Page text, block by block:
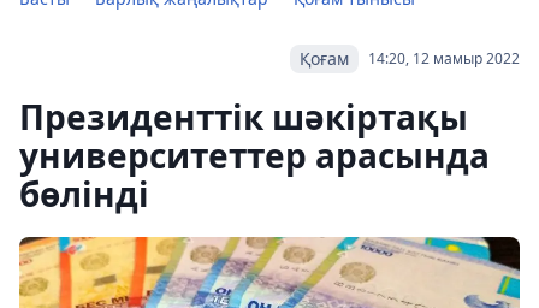
14:20, 12 мамыр 2022
Қоғам
Президенттік шәкіртақы
университеттер арасында
бөлінді